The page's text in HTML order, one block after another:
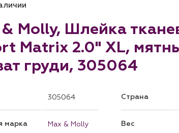
& Molly, Шлейка
Matrix 2.0" XL,
груди, 305064
305064
марка Max & Molly
Страна
Вес